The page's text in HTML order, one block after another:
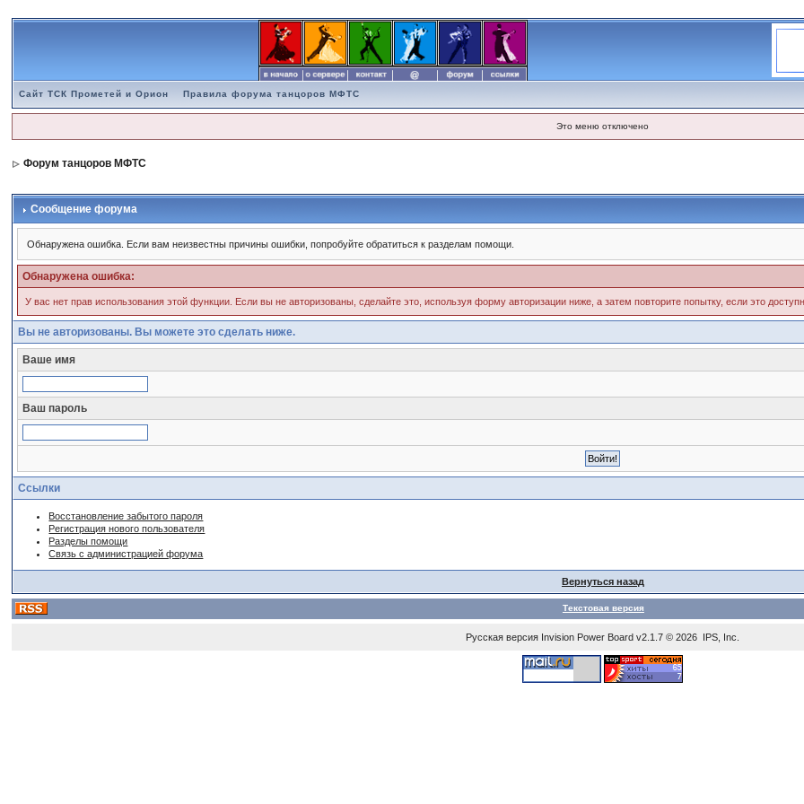
Сайт ТСК Прометей и Орион Правила форума танцоров МФТС
Это меню отключено
Форум танцоров МФТС
Сообщение форума
Обнаружена ошибка. Если вам неизвестны причины ошибки, попробуйте обратиться к разделам помощи.
Обнаружена ошибка:
У вас нет прав использования этой функции. Если вы не авторизованы, сделайте это, используя форму авторизации ниже, а затем повторите попытку, если это
Вы не авторизованы. Вы можете это сделать ниже.
Ваше имя
Ваш пароль
Ссылки
Восстановление забытого пароля
Регистрация нового пользователя
Разделы помощи
Связь с администрацией форума
Вернуться назад
Текстовая версия
Русская версия Invision Power Board v2.1.7 © 2026 IPS, Inc.